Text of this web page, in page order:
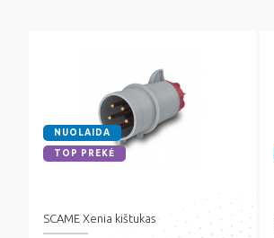
NUOLAIDA
TOP PREKĖ
SCAME Xenia kištukas